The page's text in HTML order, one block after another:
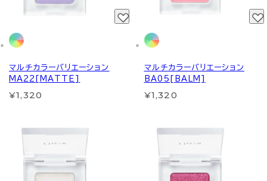
マルチカラーバリエーション
MA22[MATTE]
¥1,320
マルチカラーバリエーション
BA05[BALM]
¥1,320